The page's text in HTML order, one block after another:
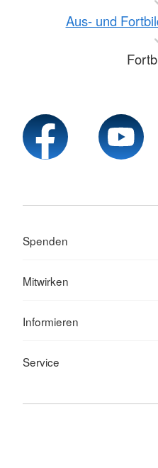
Aus- und
Spenden
Mitwirken
Informieren
Service